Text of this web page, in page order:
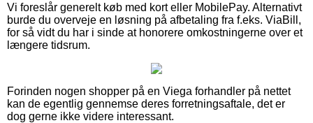
Vi foreslår generelt køb med kort eller MobilePay. Alternativt
burde du overveje en løsning på afbetaling fra f.eks. ViaBill,
for så vidt du har i sinde at honorere omkostningerne over et
længere tidsrum.
Forinden nogen shopper på en Viega forhandler på nettet
kan de egentlig gennemse deres forretningsaftale, det er
dog gerne ikke videre interessant.